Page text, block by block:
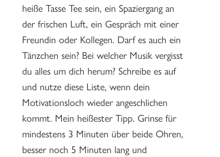
heiße Tasse Tee sein, ein Spaziergang an
der frischen Luft, ein Gespräch mit einer
Freundin oder Kollegen. Darf es auch ein
Tänzchen sein? Bei welcher Musik vergisst
du alles um dich herum? Schreibe es auf
und nutze diese Liste, wenn dein
Motivationsloch wieder angeschlichen
kommt. Mein heißester Tipp. Grinse für
mindestens 3 Minuten über beide Ohren,
besser noch 5 Minuten lang und